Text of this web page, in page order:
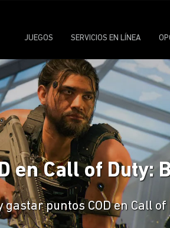
JUEGOS SERVICIOS EN LÍNEA
en Call of Duty:
gastar puntos COD en Call of